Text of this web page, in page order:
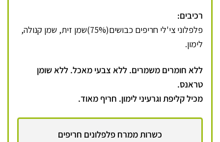
רכיבים:
פלפלוני צי'לי חריפים כבושים(75%)שמן זית, שמן קנולה,
לימון.
ללא חומרים משמרים. ללא צבעי מאכל. ללא שומן
טראנס.
מכיל קליפת וגרעיני לימון. חריף מאוד.
כשרות ממרח פלפלונים חריפים